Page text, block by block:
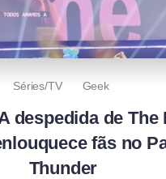
Séries/TV Geek
despedida de The
fãs no
Thunder